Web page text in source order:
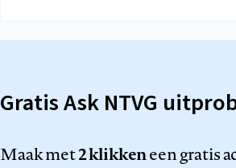
Gratis Ask NTVG
Maak met2 klikkeneen gratis